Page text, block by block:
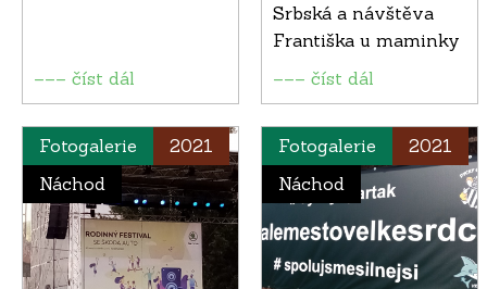
––– číst dál
Srbská a návštěva
Františka u maminky
––– číst dál
Fotogalerie
2021
Náchod
Fotogalerie
2021
Náchod